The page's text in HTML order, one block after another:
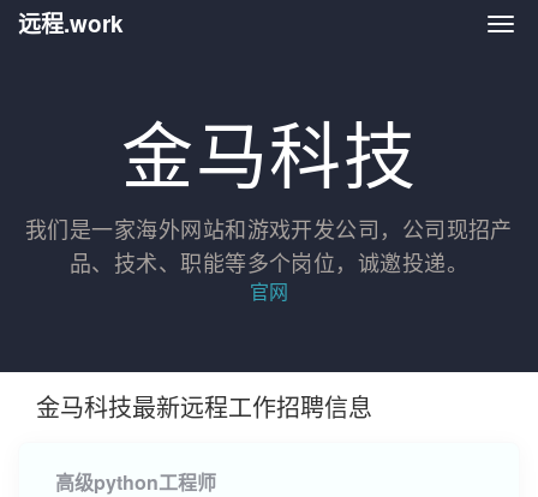
远
远程.work
金马科技
我们是一家海外网站和游戏开发公司，公司现招产
品、技术、职能等多个岗位，诚邀投递。
官网
金马科技最新远程工作招聘信息
高级python工程师